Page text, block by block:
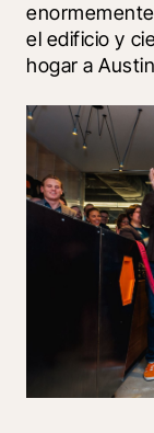
el edificio y
hogar a